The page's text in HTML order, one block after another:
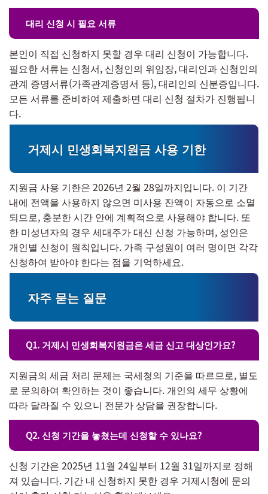
대리 신청 시 필요 서류
본인이 직접 신청하지 못할 경우 대리 신청이 가능합니다.
필요한 서류는 신청서, 신청인의 위임장, 대리인과 신청인의
관계 증명서류(가족관계증명서 등), 대리인의 신분증입니다.
모든 서류를 준비하여 제출하면 대리 신청 절차가 진행됩니
다.
거제시 민생회복지원금 사용 기한
지원금 사용 기한은 2026년 2월 28일까지입니다. 이 기간
내에 전액을 사용하지 않으면 미사용 잔액이 자동으로 소멸
되므로, 충분한 시간 안에 계획적으로 사용해야 합니다. 또
한 미성년자의 경우 세대주가 대신 신청 가능하며, 성인은
개인별 신청이 원칙입니다. 가족 구성원이 여러 명이면 각각
신청하여 받아야 한다는 점을 기억하세요.
자주 묻는 질문
Q1. 거제시 민생회복지원금은 세금 신고 대상인가요?
지원금의 세금 처리 문제는 국세청의 기준을 따르므로, 별도
로 문의하여 확인하는 것이 좋습니다. 개인의 세무 상황에
따라 달라질 수 있으니 전문가 상담을 권장합니다.
Q2. 신청 기간을 놓쳤는데 신청할 수 있나요?
신청 기간은 2025년 11월 24일부터 12월 31일까지로 정해
져 있습니다. 기간 내 신청하지 못한 경우 거제시청에 문의